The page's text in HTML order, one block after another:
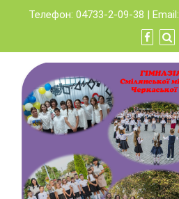
content
Телефон: 04733-2-09-38 | Email: